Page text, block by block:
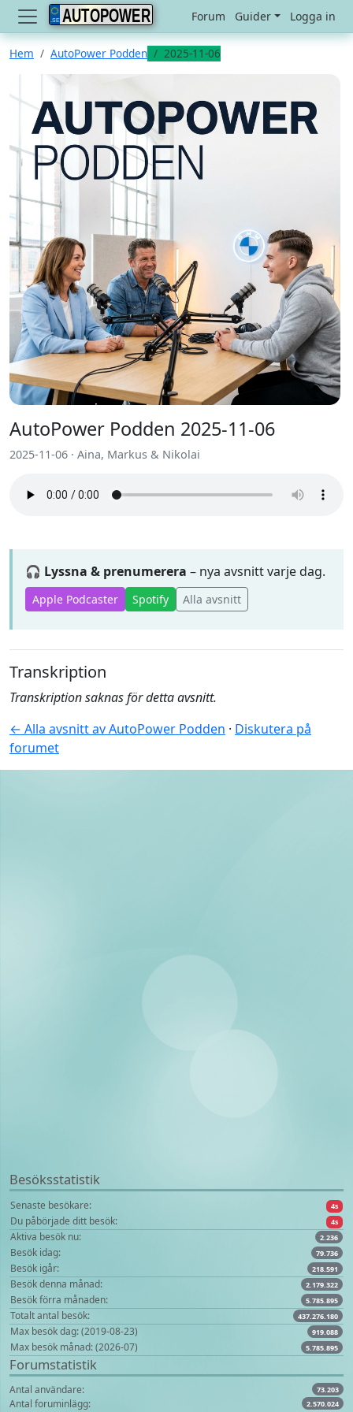
AUTOPOWER Forum Guider Logga in
Hem AutoPower Podden 2025-11-06
AutoPower Podden 2025-11-06
2025-11-06 · Aina, Markus & Nikolai
🎧 Lyssna & prenumerera – nya avsnitt varje dag.
Apple Podcaster Spotify Alla avsnitt
Transkription
Transkription saknas för detta avsnitt.
← Alla avsnitt av AutoPower Podden · Diskutera på
forumet
Besöksstatistik
Senaste besökare: 4s
Du påbörjade ditt besök: 4s
Aktiva besök nu: 2.236
Besök idag: 79.736
Besök igår: 218.591
Besök denna månad: 2.179.322
Besök förra månaden: 5.785.895
Totalt antal besök: 437.276.180
Max besök dag: (2019-08-23) 919.088
Max besök månad: (2026-07) 5.785.895
Forumstatistik
Antal användare: 73.203
Antal foruminlägg: 2.570.024